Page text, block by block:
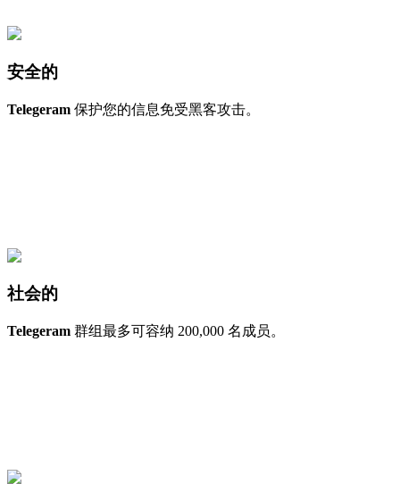
安全的
Telegeram 保护您的信息免受黑客攻击。
社会的
Telegeram 群组最多可容纳 200,000 名成员。